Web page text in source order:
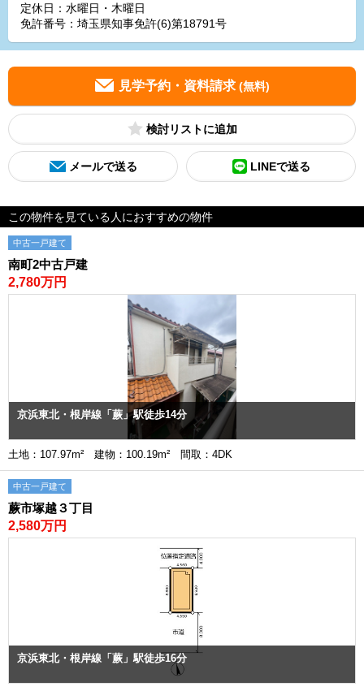
定休日：水曜日・木曜日
免許番号：埼玉県知事免許(6)第18791号
見学予約・資料請求 (無料)
検討リスト
メールで送る LINEで送る
この物件を見ている人におすすめの物件
中古一戸建て
南町2中古戸建
2,780万円
京浜東北・根岸線「蕨」駅徒歩14分
土地：107.97m² 建物：100.19m² 間取：4DK
中古一戸建て
蕨市塚越３丁目
2,580万円
京浜東北・根岸線「蕨」駅徒歩16分